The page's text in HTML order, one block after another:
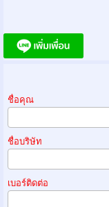
ชื่อคุณ
ชื่อบริษัท
เบอร์ติดต่อ